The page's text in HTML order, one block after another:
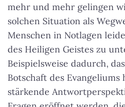
mehr und mehr gelingen
solchen Situation als
Menschen in Notlagen
des Heiligen Geistes zu
Beispielsweise dadurch,
Botschaft des
stärkende